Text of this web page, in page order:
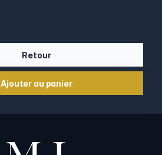
Retour
Ajouter au panier